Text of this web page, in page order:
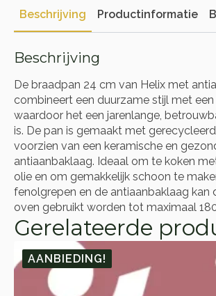
Beschrijving Productinformatie
Beschrijving
De braadpan 24 cm van Helix met
combineert een duurzame stijl met
waardoor het een jarenlange,
is. De pan is gemaakt met
voorzien van een keramische en
antiaanbaklaag. Ideaal om te koken
olie en om gemakkelijk schoon te
fenolgrepen en de antiaanbaklaag kan
oven gebruikt worden tot maximaal
Gerelateerde
AANBIEDING!